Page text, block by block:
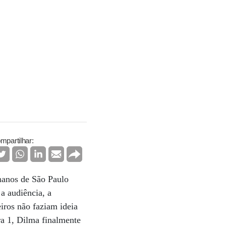
de São Paulo
audiência, a
não faziam ideia
1, Dilma finalmente